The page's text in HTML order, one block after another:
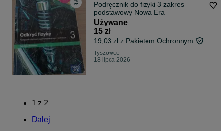
Podręcznik do fizyki 3 zakres
podstawowy Nowa Era
Używane
15 zł
19,03 zł z Pakietem Ochronnym
Tyszowce
18 lipca 2026
1 z 2
Dalej